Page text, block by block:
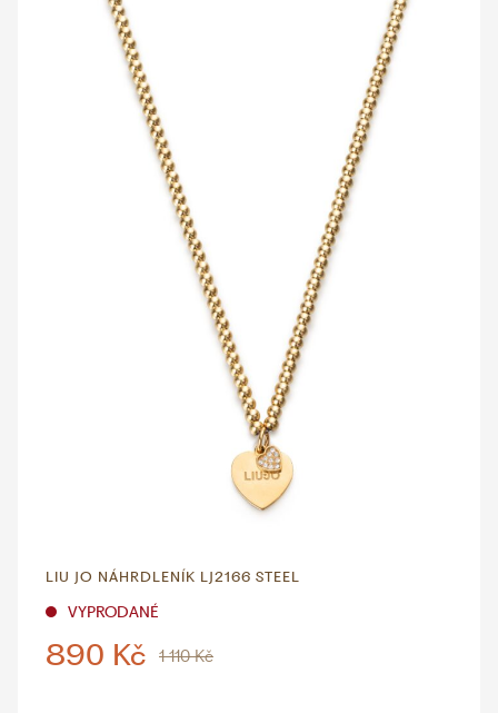
LIU JO NÁHRDLENÍK LJ2166 STEEL
VYPRODANÉ
890 Kč 1 110 Kč